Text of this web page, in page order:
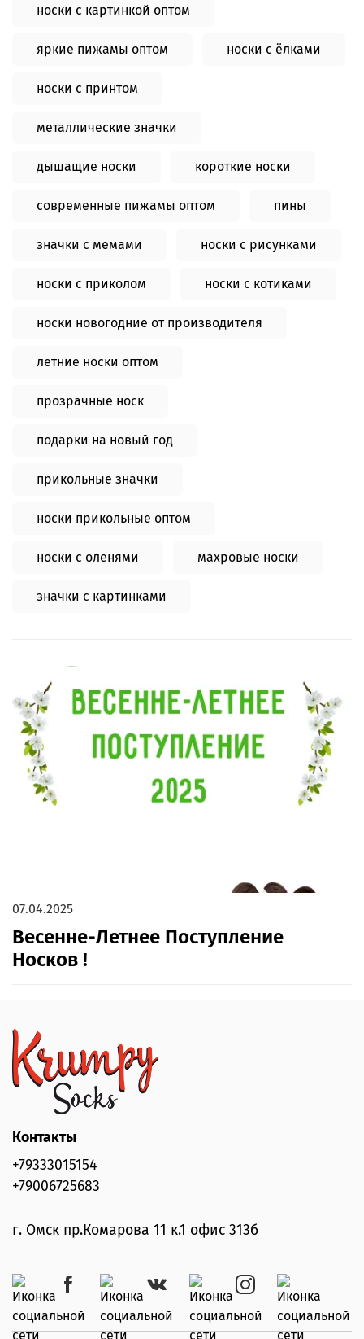
носки с картинкой оптом
яркие пижамы оптом носки с ёлками
носки с принтом
металлические значки
дышащие носки короткие носки
современные пижамы оптом пины
значки с мемами носки с рисунками
носки с приколом носки с котиками
носки новогодние от производителя
летние носки оптом
прозрачные носк
подарки на новый год
прикольные значки
носки прикольные оптом
носки с оленями махровые носки
значки с картинками
07.04.2025
Весенне-Летнее Поступление
Носков !
Контакты
+79333015154
+79006725683
г. Омск пр.Комарова 11 к.1 офис 313б